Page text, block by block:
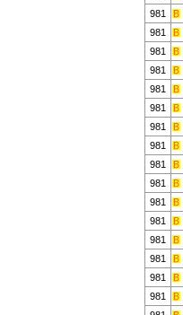
981
981
981
981
981
981
981
981
981
981
981
981
981
981
981
981